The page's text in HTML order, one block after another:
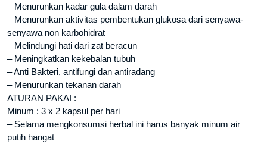
– Menurunkan kadar gula dalam darah
– Menurunkan aktivitas pembentukan glukosa dari senyawa-
senyawa non karbohidrat
– Melindungi hati dari zat beracun
– Meningkatkan kekebalan tubuh
– Anti Bakteri, antifungi dan antiradang
– Menurunkan tekanan darah
ATURAN PAKAI :
Minum : 3 x 2 kapsul per hari
– Selama mengkonsumsi herbal ini harus banyak minum air
putih hangat